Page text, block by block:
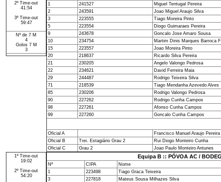
2º Time-out
41:54
3º Time-out
59:47
Nº de 7 M
4
Golos 7 M
3
1
241527
Miguel Tentugal Pereira
2
243591
Joao Miguel Araujo Silva
3
223555
Tiago Moreira Pinto
5
223554
Diogo Guimaraes Pereira
9
243678
Goncalo Jose Amaro Sousa
10
234754
Martim Dinis Marques Barroca
15
223557
Joao Moreira Pinto
20
218637
Ricardo Silva Pereira
21
230205
Angelo Valongo Pedrosa
22
234621
David Ferreira Maia
29
244487
Rodrigo Teixeira Silva
71
218539
Tiago Mendanha Azevedo Alves
85
230206
Rodrigo Valongo Pedrosa
90
227262
Rodrigo Cunha Campos
98
227261
Afonso Cunha Campos
99
227260 Goncalo Cunha Campos
Oficial A
Francisco Manuel Araujo Pereira
Oficial B
Trei. Estagiário Grau 2
Rui Diogo Monteiro Cunha
Oficial C
Grau 2
Joao Paulo Monteiro Antunes
1º Time-out
19:02
2º Time-out
54:20
Equipa B :: PÓVOA AC /
Nº CIPA
Nome
1
223498
Tiago Graca Teixeira
3
227818
Mateus Sousa Milhazes Silva